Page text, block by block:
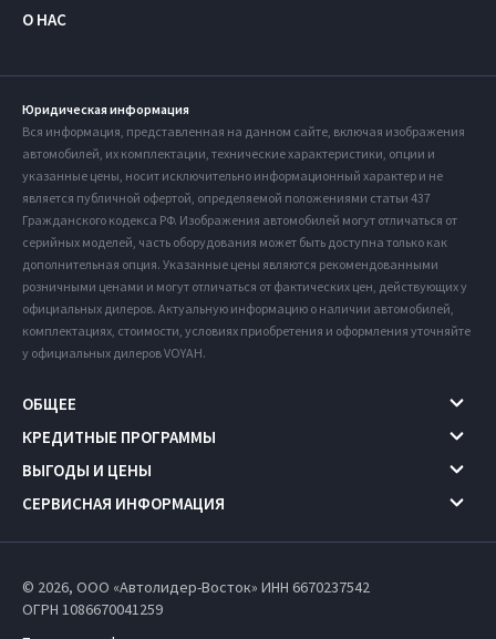
О НАС
Юридическая информация
Вся информация, представленная на данном сайте, включая изображения
автомобилей, их комплектации, технические характеристики, опции и
указанные цены, носит исключительно информационный характер и не
является публичной офертой, определяемой положениями статьи 437
Гражданского кодекса РФ. Изображения автомобилей могут отличаться от
серийных моделей, часть оборудования может быть доступна только как
дополнительная опция. Указанные цены являются рекомендованными
розничными ценами и могут отличаться от фактических цен, действующих у
официальных дилеров. Актуальную информацию о наличии автомобилей,
комплектациях, стоимости, условиях приобретения и оформления уточняйте
у официальных дилеров VOYAH.
ОБЩЕЕ
КРЕДИТНЫЕ ПРОГРАММЫ
ВЫГОДЫ И ЦЕНЫ
СЕРВИСНАЯ ИНФОРМАЦИЯ
© 2026, ООО «Автолидер-Восток» ИНН 6670237542
ОГРН 1086670041259